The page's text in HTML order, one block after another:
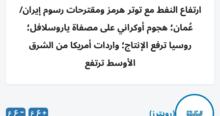
ارتفاع النفط مع توتر هرمز ومقترحات رسوم إيران/
عُمان؛ هجوم أوكراني على مصفاة ياروسلافل؛
روسيا ترفع الإنتاج؛ واردات أمريكا من الشرق
الأوسط ترتفع